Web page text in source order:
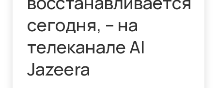
сегодня, – на
телеканале Al
Jazeera